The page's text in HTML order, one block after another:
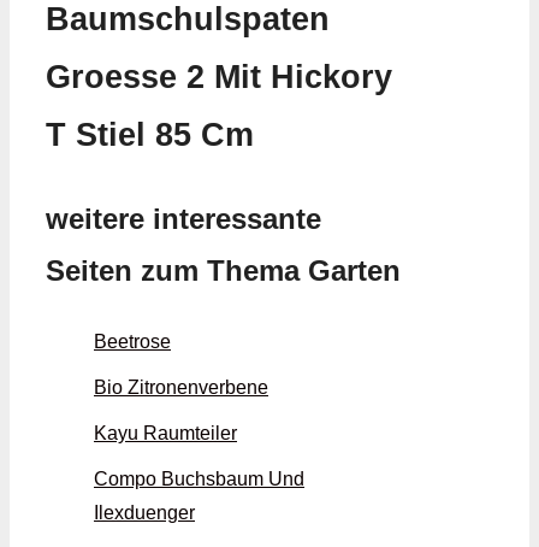
Baumschulspaten
Groesse 2 Mit Hickory
T Stiel 85 Cm
weitere interessante
Seiten zum Thema Garten
Beetrose
Bio Zitronenverbene
Kayu Raumteiler
Compo Buchsbaum Und
Ilexduenger